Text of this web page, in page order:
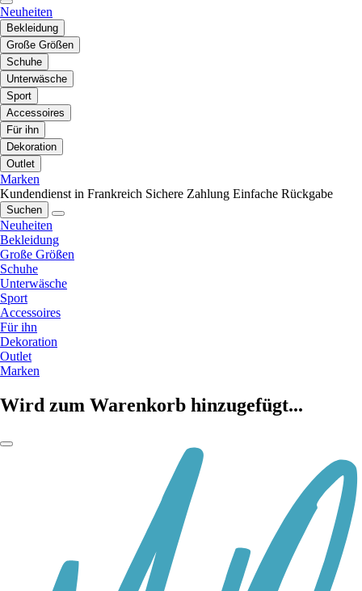
Neuheiten
Bekleidung
Große Größen
Schuhe
Unterwäsche
Sport
Accessoires
Für ihn
Dekoration
Outlet
Marken
Kundendienst in Frankreich Sichere Zahlung Einfache Rückgabe
Suchen
Neuheiten
Bekleidung
Große Größen
Schuhe
Unterwäsche
Sport
Accessoires
Für ihn
Dekoration
Outlet
Marken
Wird zum Warenkorb hinzugefügt...